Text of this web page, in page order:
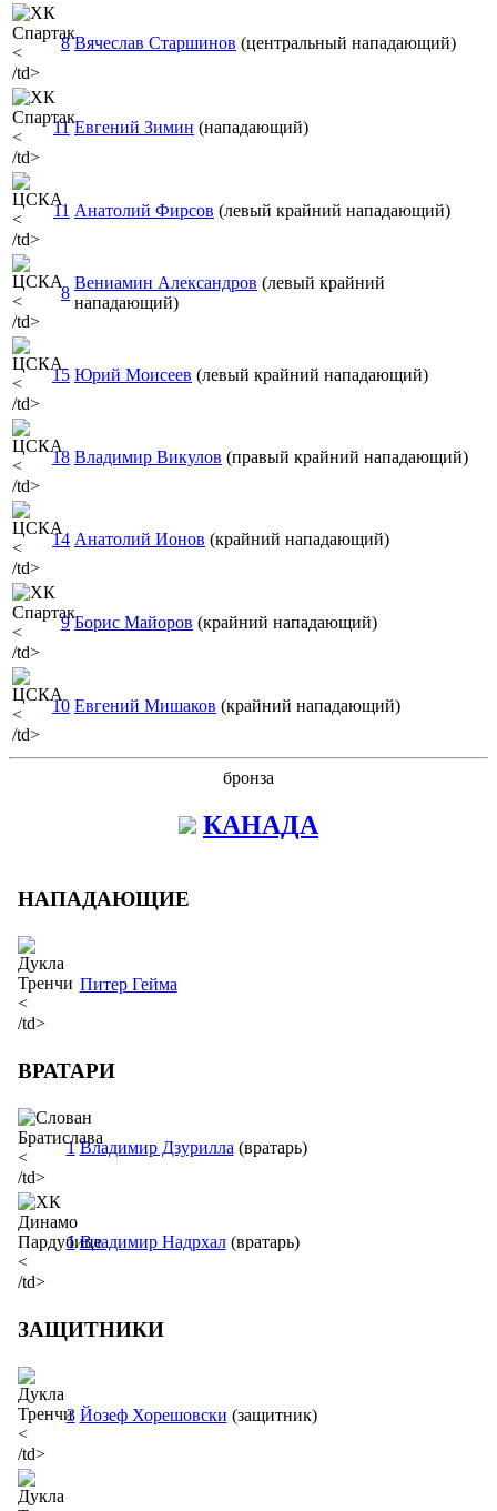
<
/td>
8 Вячеслав Старшинов (центральный нападающий)
<
/td>
11 Евгений Зимин (нападающий)
<
/td>
11 Анатолий Фирсов (левый крайний нападающий)
<
/td>
8
Вениамин Александров (левый крайний
нападающий)
<
/td>
15 Юрий Моисеев (левый крайний нападающий)
<
/td>
18 Владимир Викулов (правый крайний нападающий)
<
/td>
14 Анатолий Ионов (крайний нападающий)
<
/td>
9 Борис Майоров (крайний нападающий)
<
/td>
10 Евгений Мишаков (крайний нападающий)
бронза
КАНАДА
НАПАДАЮЩИЕ
<
/td>
Питер Гейма
ВРАТАРИ
<
/td>
1 Владимир Дзурилла (вратарь)
<
/td>
1 Владимир Надрхал (вратарь)
ЗАЩИТНИКИ
<
/td>
3 Йозеф Хорешовски (защитник)